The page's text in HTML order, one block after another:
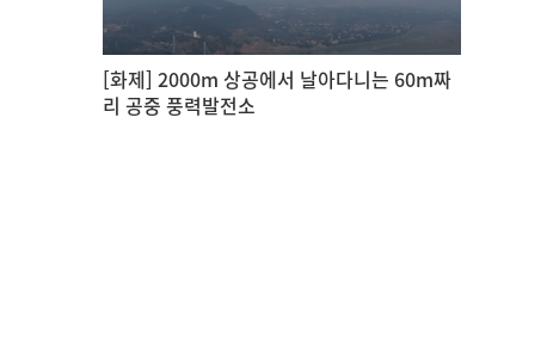
[화제] 2000m 상공에서 날아다니는 60m짜
리 공중 풍력발전소